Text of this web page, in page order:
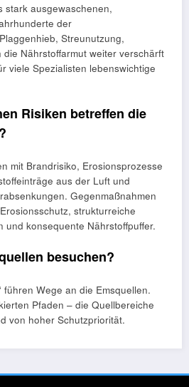
stark ausgewaschenen,
der
Streunutzung,
Nährstoffarmut weiter verschärft
viele Spezialisten lebenswichtige
Risiken betreffen die
mit Brandrisiko, Erosionsprozesse
aus der Luft und
Gegenmaßnahmen
strukturreiche
und konsequente Nährstoffpuffer.
besuchen?
führen Wege an die Emsquellen.
Pfaden – die Quellbereiche
von hoher Schutzpriorität.